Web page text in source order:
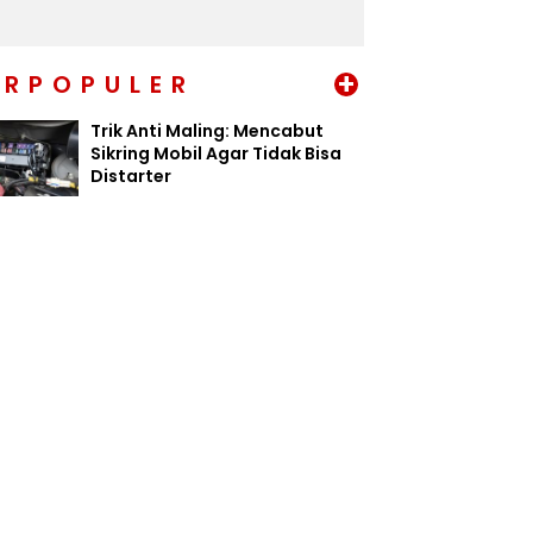
+
Trik Anti Maling: Mencabut
Sikring Mobil Agar Tidak Bisa
Distarter